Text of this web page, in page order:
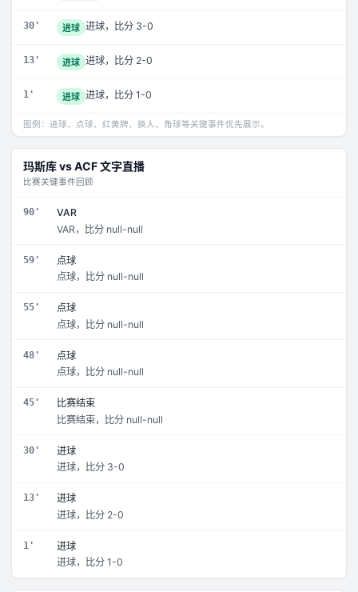
30' 进球 进球，比分 3-0
13' 进球 进球，比分 2-0
1' 进球 进球，比分 1-0
图例：进球、点球、红黄牌、换人、角球等关键事件优先展示。
玛斯库vsACF文字直播
比赛关键事件回顾
90'
VAR
VAR，比分 null-null
59'
点球
点球，比分 null-null
55'
点球
点球，比分 null-null
48'
点球
点球，比分 null-null
45'
比赛结束
比赛结束，比分 null-null
30'
进球
进球，比分 3-0
13'
进球
进球，比分 2-0
1'
进球
进球，比分 1-0